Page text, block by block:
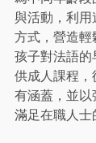
與活動，利
方式，營造
孩子對法語
供成人課程
有涵蓋，並
滿足在職人士